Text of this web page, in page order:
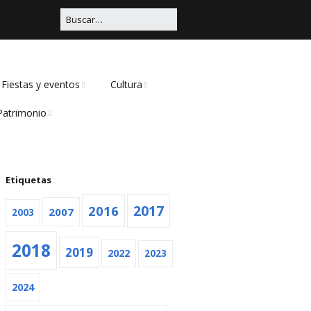
Fiestas y eventos
Carnaval
Feria
Navidad
Otras
Cultura
Religioso
Etiquetas
2003 2007 2016 2017
2018 2019 2022 2023
2024